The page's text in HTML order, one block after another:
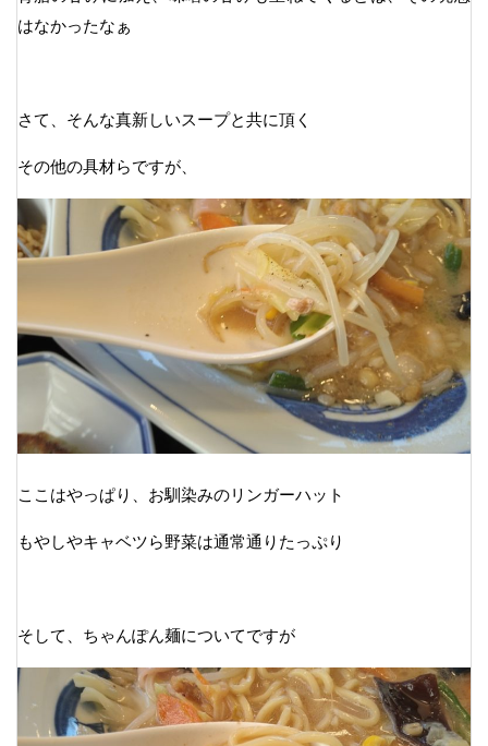
はなかったなぁ
さて、そんな真新しいスープと共に頂く
その他の具材らですが、
ここはやっぱり、お馴染みのリンガーハット
もやしやキャベツら野菜は通常通りたっぷり
そして、ちゃんぽん麺についてですが